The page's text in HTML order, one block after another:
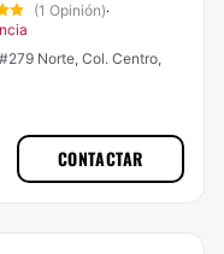
(1 Opinión)·
Norte, Col. Centro,
CONTACTAR